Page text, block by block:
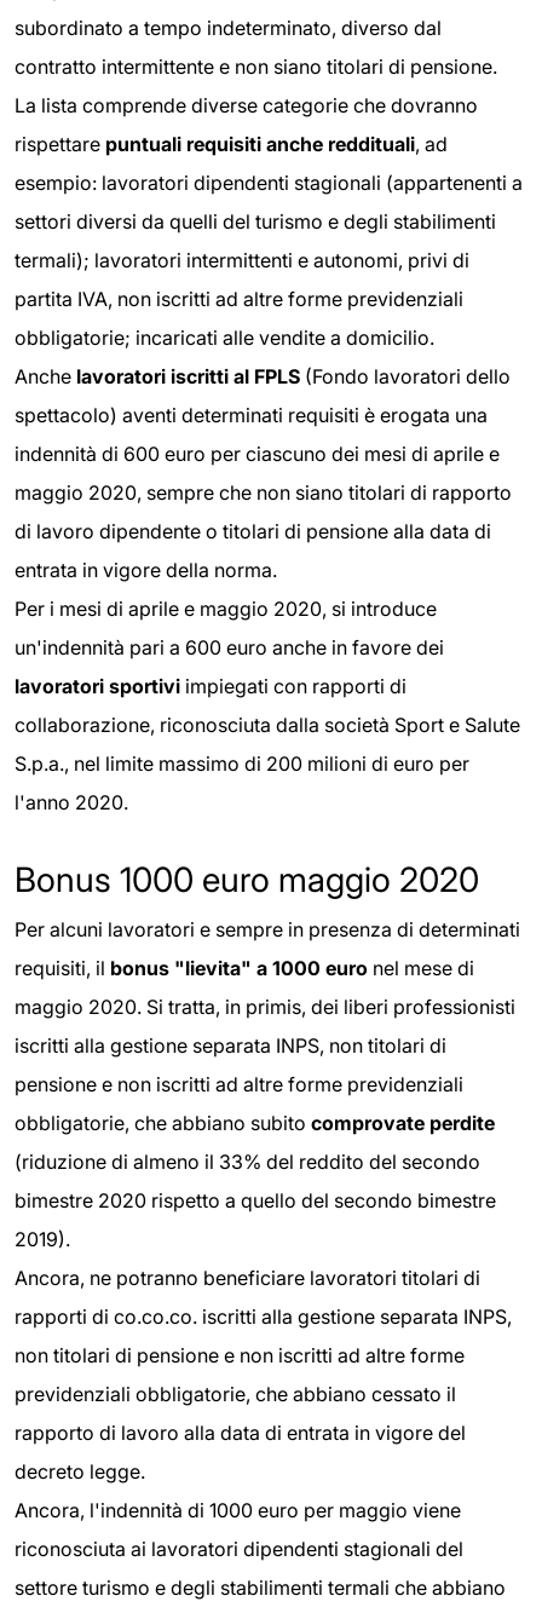
subordinato a tempo indeterminato, diverso dal
contratto intermittente e non siano titolari di pensione.
La lista comprende diverse categorie che dovranno
rispettare puntuali requisiti anche reddituali, ad
esempio: lavoratori dipendenti stagionali (appartenenti a
settori diversi da quelli del turismo e degli stabilimenti
termali); lavoratori intermittenti e autonomi, privi di
partita IVA, non iscritti ad altre forme previdenziali
obbligatorie; incaricati alle vendite a domicilio.
Anche lavoratori iscritti al FPLS (Fondo lavoratori dello
spettacolo) aventi determinati requisiti è erogata una
indennità di 600 euro per ciascuno dei mesi di aprile e
maggio 2020, sempre che non siano titolari di rapporto
di lavoro dipendente o titolari di pensione alla data di
entrata in vigore della norma.
Per i mesi di aprile e maggio 2020, si introduce
un'indennità pari a 600 euro anche in favore dei
lavoratori sportivi impiegati con rapporti di
collaborazione, riconosciuta dalla società Sport e Salute
S.p.a., nel limite massimo di 200 milioni di euro per
l'anno 2020.
Bonus 1000 euro maggio 2020
Per alcuni lavoratori e sempre in presenza di determinati
requisiti, il bonus "lievita" a 1000 euro nel mese di
maggio 2020. Si tratta, in primis, dei liberi professionisti
iscritti alla gestione separata INPS, non titolari di
pensione e non iscritti ad altre forme previdenziali
obbligatorie, che abbiano subito comprovate perdite
(riduzione di almeno il 33% del reddito del secondo
bimestre 2020 rispetto a quello del secondo bimestre
2019).
Ancora, ne potranno beneficiare lavoratori titolari di
rapporti di co.co.co. iscritti alla gestione separata INPS,
non titolari di pensione e non iscritti ad altre forme
previdenziali obbligatorie, che abbiano cessato il
rapporto di lavoro alla data di entrata in vigore del
decreto legge.
Ancora, l'indennità di 1000 euro per maggio viene
riconosciuta ai lavoratori dipendenti stagionali del
settore turismo e degli stabilimenti termali che abbiano